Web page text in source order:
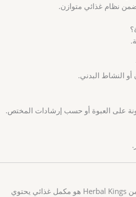
نظام غذائي متوازن.
أو النشاط البدني.
على العبوة أو حسب إرشادات المختص.
Promo Slim 30 Capsules من Herbal Kings هو مكمل غذائي يحتوي